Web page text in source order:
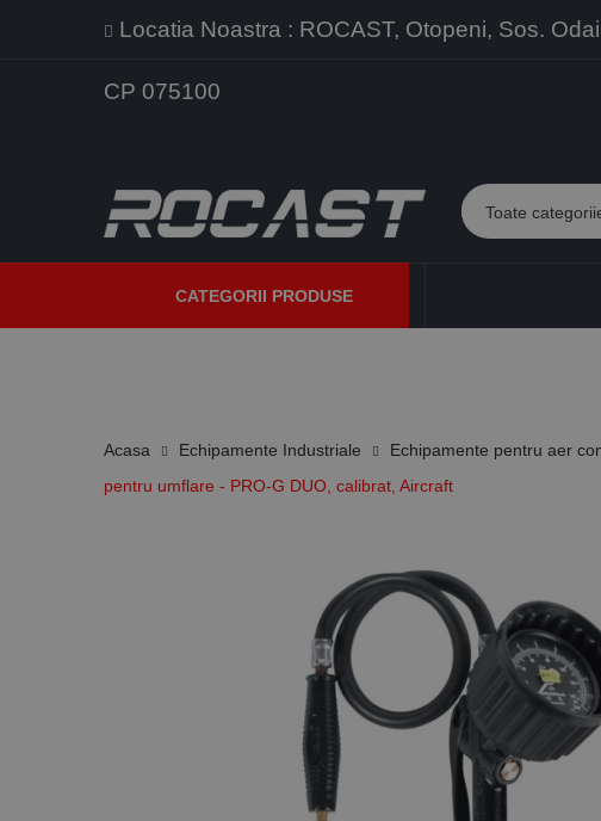
Locatia Noastra : ROCAST, Otopeni, Sos.
CP 075100
CATEGORII PRODUSE
Acasa Echipamente Industriale Echipamente pentru aer
pentru umflare - PRO-G DUO, calibrat, Aircraft